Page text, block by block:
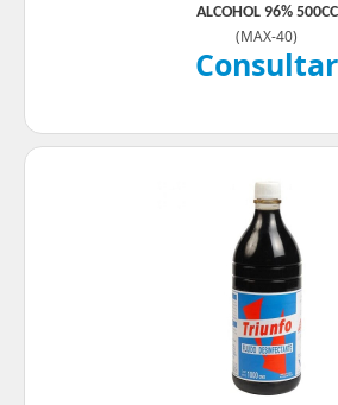
ALCOHOL 96% 500CC
(MAX-40)
Consultar